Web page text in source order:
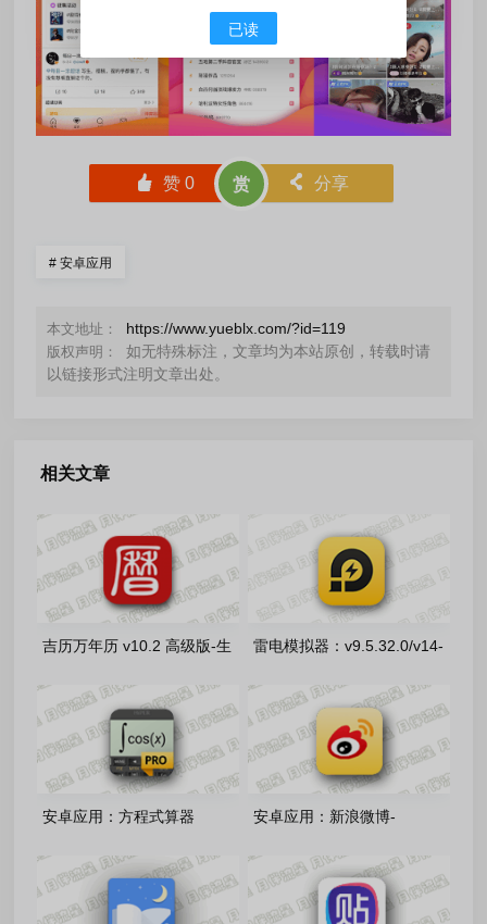
󰄼 赞0 赏 󰄯 分享
# 安卓应用
本文地址： https://www.yueblx.com/?id=119
版权声明：
如无特殊标注，文章均为本站原创，转载时请
以链接形式注明文章出处。
相关文章
吉历万年历 v10.2 高级版-生
雷电模拟器：v9.5.32.0/v14-
安卓应用：方程式算器
专业版
安卓应用：新浪微博-
349 模块
已读